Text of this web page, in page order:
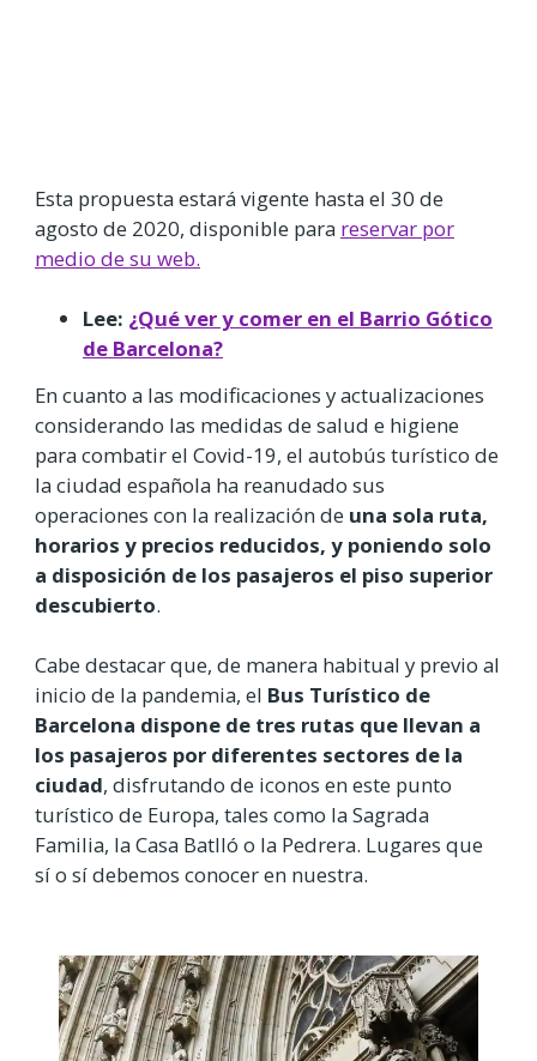
Esta propuesta estará vigente hasta el 30 de
agosto de 2020, disponible para reservar por
medio de su web.
Lee: ¿Qué ver y comer en el Barrio Gótico
de Barcelona?
En cuanto a las modificaciones y actualizaciones
considerando las medidas de salud e higiene
para combatir el Covid-19, el autobús turístico de
la ciudad española ha reanudado sus
operaciones con la realización de una sola ruta,
horarios y precios reducidos, y poniendo solo
a disposición de los pasajeros el piso superior
descubierto.
Cabe destacar que, de manera habitual y previo al
inicio de la pandemia, el Bus Turístico de
Barcelona dispone de tres rutas que llevan a
los pasajeros por diferentes sectores de la
ciudad, disfrutando de iconos en este punto
turístico de Europa, tales como la Sagrada
Familia, la Casa Batlló o la Pedrera. Lugares que
sí o sí debemos conocer en nuestra.